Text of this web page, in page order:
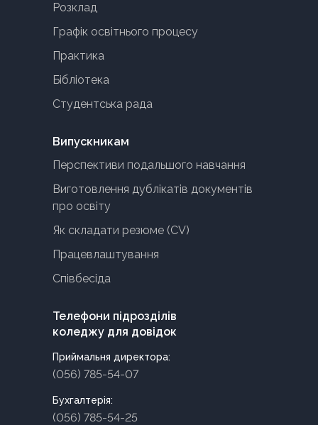
Розклад
Графік освітнього процесу
Практика
Бібліотека
Студентська рада
Випускникам
Перспективи подальшого навчання
Виготовлення дублікатів документів
про освіту
Як складати резюме (CV)
Працевлаштування
Співбесіда
Телефони підрозділів
коледжу для довідок
Приймальня директора:
(056) 785-54-07
Бухгалтерія:
(056) 785-54-25